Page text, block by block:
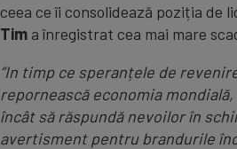
ceea ce îi consolidează poziția
Tim a înregistrat cea mai mare
“In timp ce speranțele de
repornească economia
încât să răspundă nevoilor în
avertisment pentru brandurile